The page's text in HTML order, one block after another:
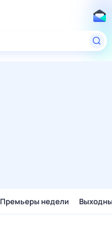
Премьеры недели